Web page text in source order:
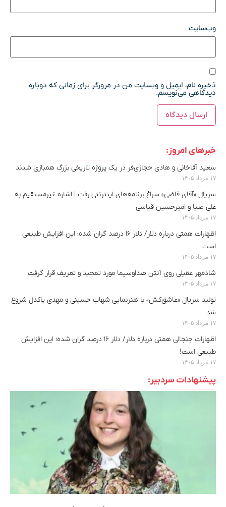
وب‌سایت
ذخیره نام، ایمیل و وبسایت من در مرورگر برای زمانی که دوباره
دیدگاهی می‌نویسم.
خبرهای امروز:
سعید آقاخانی و هادی حجازی‌فر در یک پروژه تاریخی بزرگ همبازی شدند
۱۷ مرداد ۱۴۰۵
سریال «آقای قاضی» سراغ برنامه‌های اینترنتی رفت | اشاره غیرمستقیم به
علی ضیا و امیرحسین قیاسی
۱۷ مرداد ۱۴۰۵
اظهارات همتی درباره دلار/ دلار ۱۶ درصد گران شده؛ این افزایش طبیعی
است
۱۷ مرداد ۱۴۰۵
شادمهر عقیلی روی آنتن صداوسیما مورد تمجید و تعریف قرار گرفت
۱۷ مرداد ۱۴۰۵
تولید سریال «عاشق‌کش» با هنرنمایی شهاب حسینی و مهدی پاکدل شروع
شد
۱۷ مرداد ۱۴۰۵
اظهارات جنجالی همتی درباره دلار/ دلار ۱۶ درصد گران شده؛ این افزایش
طبیعی است!
۱۷ مرداد ۱۴۰۵
پیشنهادات سردبیر: